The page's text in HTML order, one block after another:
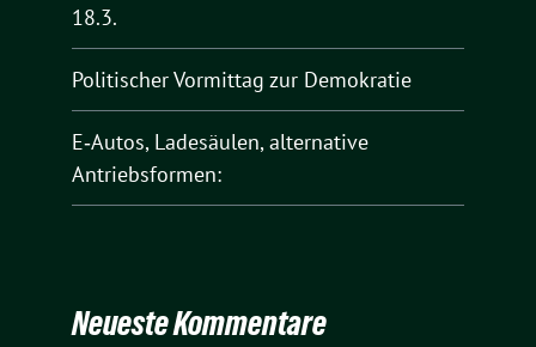
18.3.
Politischer Vormittag zur Demokratie
E‑Autos, Ladesäulen, alternative
Antriebsformen:
Neueste Kommentare